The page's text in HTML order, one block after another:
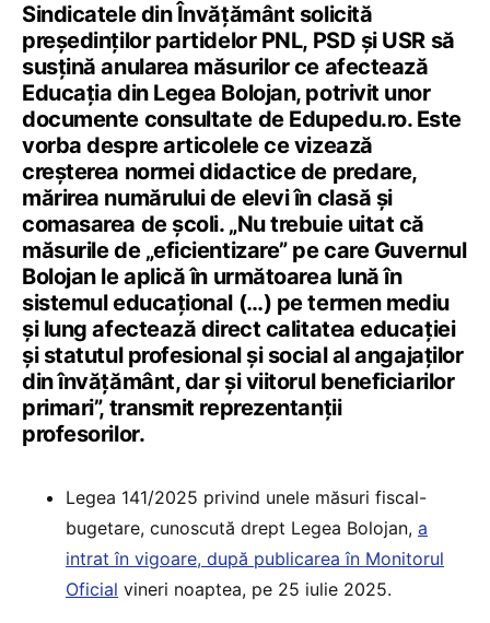
Sindicatele din Învățământ solicită
președinților partidelor PNL, PSD și USR să
susțină anularea măsurilor ce afectează
Educația din Legea Bolojan, potrivit unor
documente consultate de Edupedu.ro. Este
vorba despre articolele ce vizează
creșterea normei didactice de predare,
mărirea numărului de elevi în clasă și
comasarea de școli. „Nu trebuie uitat că
măsurile de „eficientizare” pe care Guvernul
Bolojan le aplică în următoarea lună în
sistemul educațional (…) pe termen mediu
şi lung afectează direct calitatea educaţiei
şi statutul profesional şi social al angajaților
din învăţământ, dar şi viitorul beneficiarilor
primari”, transmit reprezentanții
profesorilor.
Legea 141/2025 privind unele măsuri fiscal-
bugetare, cunoscută drept Legea Bolojan, a
intrat în vigoare, după publicarea în Monitorul
Oficial vineri noaptea, pe 25 iulie 2025.